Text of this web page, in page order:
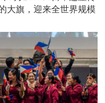
大旗，迎来全世界规模